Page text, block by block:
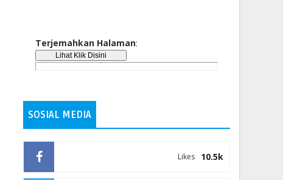
Terjemahkan Halaman:
SOSIAL MEDIA
10.5k
Likes